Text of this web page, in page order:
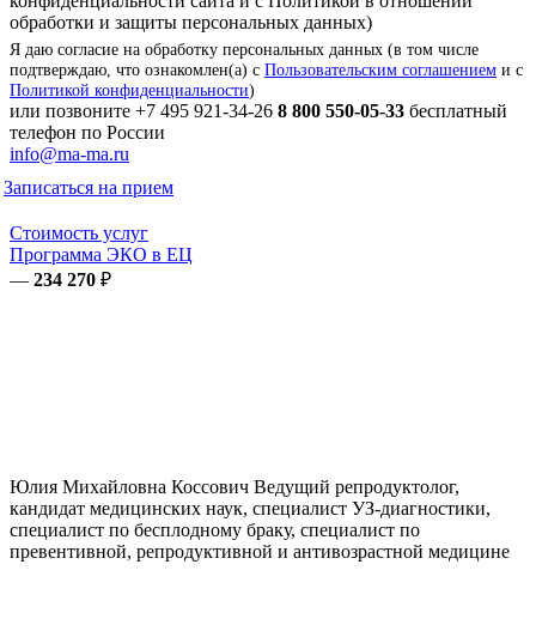
обработки и защиты персональных данных)
Я даю согласие на обработку персональных данных (в том числе
подтверждаю, что ознакомлен(а) с Пользовательским соглашением и с
Политикой конфиденциальности)
или позвоните +7 495 921-34-26 8 800 550-05-33 бесплатный
телефон по России
info@ma-ma.ru
Записаться на прием
Стоимость услуг
Программа ЭКО в ЕЦ
— 234 270 ₽
Юлия Михайловна Коссович Ведущий репродуктолог,
кандидат медицинских наук, специалист УЗ-диагностики,
специалист по бесплодному браку, специалист по
превентивной, репродуктивной и антивозрастной медицине